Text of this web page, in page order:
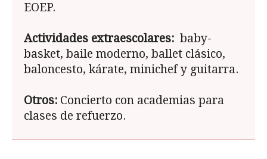
EOEP.
Actividades extraescolares: baby-
basket, baile moderno, ballet clásico,
baloncesto, kárate, minichef y guitarra.
Otros: Concierto con academias para
clases de refuerzo.